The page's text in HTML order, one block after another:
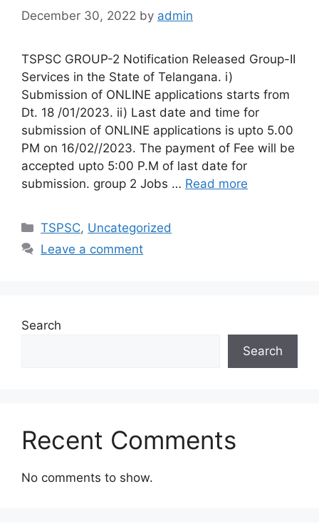
December 30, 2022 by admin
TSPSC GROUP-2 Notification Released Group-II
Services in the State of Telangana. i)
Submission of ONLINE applications starts from
Dt. 18 /01/2023. ii) Last date and time for
submission of ONLINE applications is upto 5.00
PM on 16/02//2023. The payment of Fee will be
accepted upto 5:00 P.M of last date for
submission. group 2 Jobs … Read more
Categories
TSPSC, Uncategorized
Leave a comment
Search
Search
Recent Comments
No comments to show.